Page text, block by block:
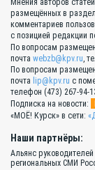
Мнения авторов
размещённых в
комментариев
с позицией редакции
По вопросам
почта webzb@kpv.ru,
По вопросам
почта lip@kpv.ru с
телефон (473) 267-94-
Подписка на новости:
«МОЁ! Курск» в сети:
Наши партнёры:
Альянс руководителей
региональных СМИ